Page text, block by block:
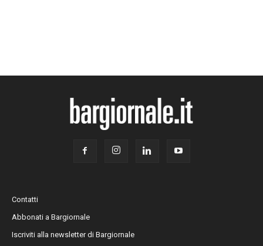
Contatti
Abbonati a Bargiornale
Iscriviti alla newsletter di Bargiornale